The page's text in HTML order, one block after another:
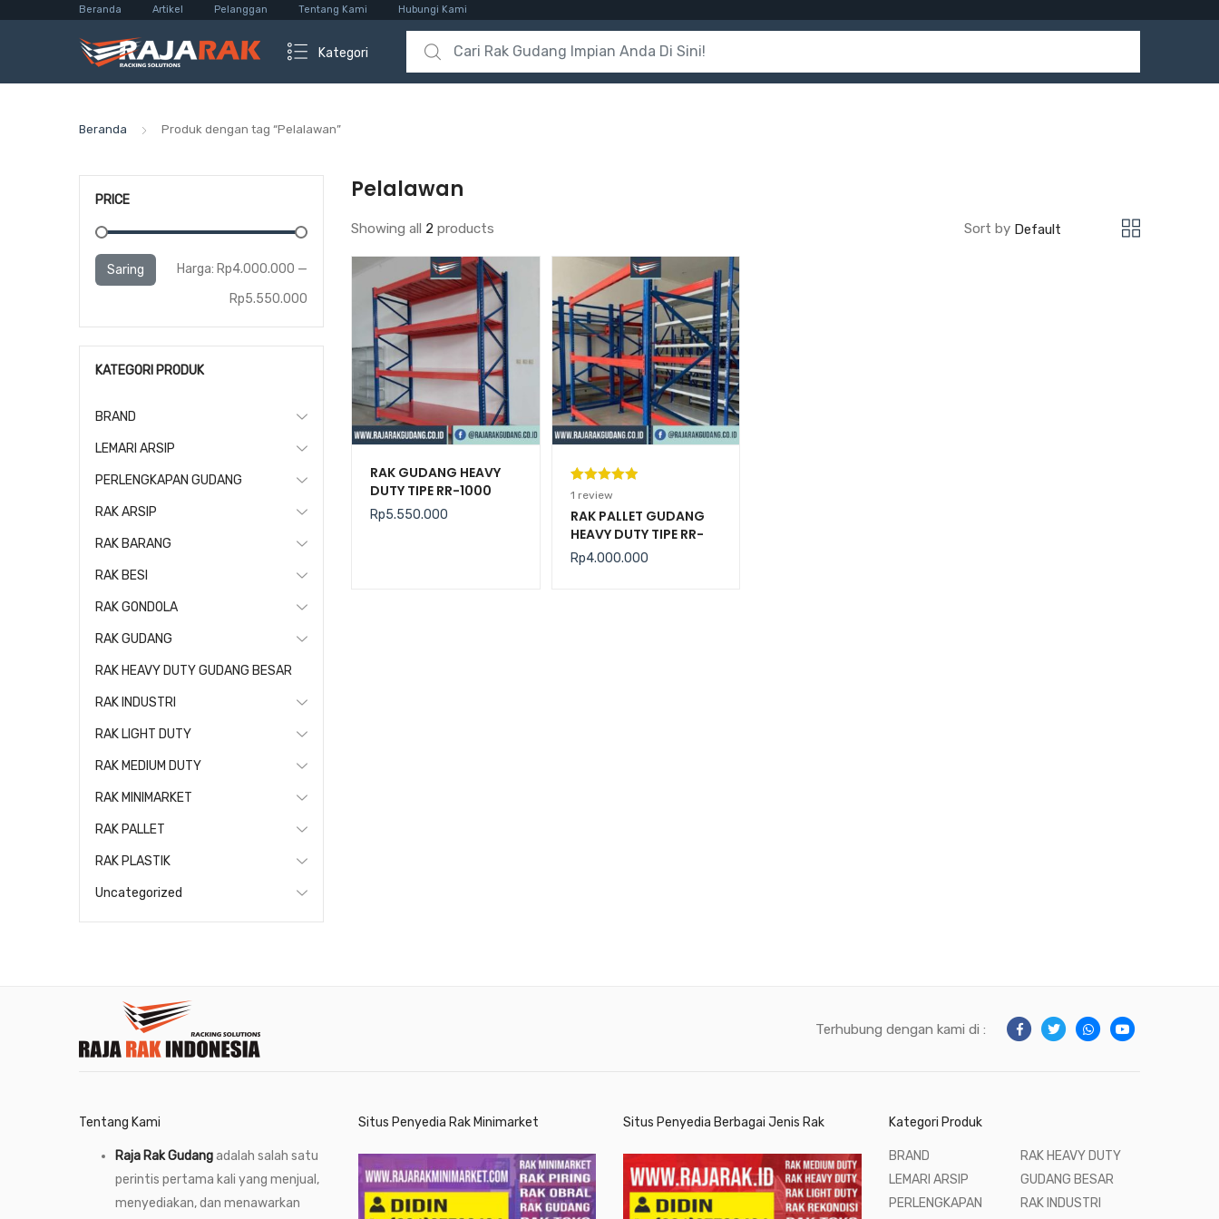
Beranda Artikel Pelanggan Tentang Kami Hubungi Kami
Kategori
Search for:
Beranda Produk dengan tag “Pelalawan”
Pelalawan
Showing all 2 products Sort by
RAK GUDANG HEAVY
DUTY TIPE RR-1000
Rp5.550.000
Peringkat
5.00dari 5
berdasarka
n
1
penilaian
1 review
RAK PALLET GUDANG
HEAVY DUTY TIPE RR-
2000 KAPASITAS 2
TON / LEVEL
Rp4.000.000
PRICE
Saring Harga: Rp4.000.000 —
Rp5.550.000
KATEGORI PRODUK
BRAND
LEMARI ARSIP
PERLENGKAPAN GUDANG
RAK ARSIP
RAK BARANG
RAK BESI
RAK GONDOLA
RAK GUDANG
RAK HEAVY DUTY GUDANG BESAR
RAK INDUSTRI
RAK LIGHT DUTY
RAK MEDIUM DUTY
RAK MINIMARKET
RAK PALLET
RAK PLASTIK
Uncategorized
Terhubung dengan kami di :
Tentang Kami
Raja Rak Gudangadalah salah satu
perintis pertama kali yang menjual,
menyediakan, dan menawarkan
Situs Penyedia Rak Minimarket Situs Penyedia Berbagai Jenis Rak Kategori Produk
BRAND
LEMARI ARSIP
PERLENGKAPAN
RAK HEAVY DUTY
GUDANG BESAR
RAK INDUSTRI